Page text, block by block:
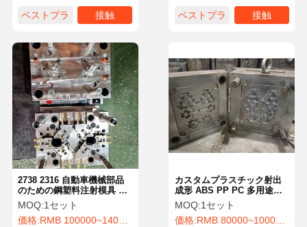
ホーム 製品 企業情報 会社案内
ベストプラ
接触
ベストプラ
接触
カスタムプラスチック射出
成形 ABS PP PC 多用途
300000ショット トイパーツ
用
MOQ:1セット
価格:RMB 80000~100000/Piece
2738 2316 自動車機械部品
のための鋼塑料注射模具 精
密注射模具
MOQ:1セット
価格:RMB 100000~140000/Piece